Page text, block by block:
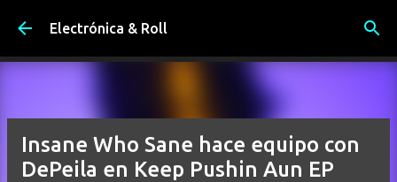
Ir al contenido principal
Electrónica & Roll
Insane Who Sane hace equipo con
DePeila en Keep Pushin Aun EP